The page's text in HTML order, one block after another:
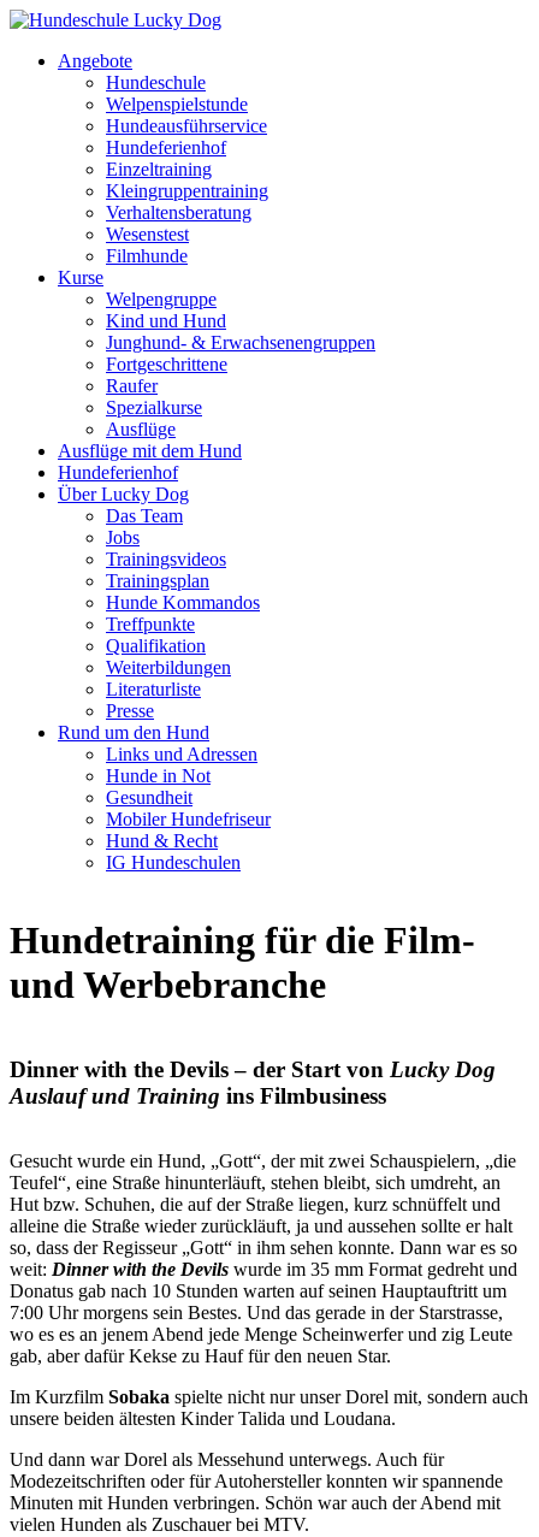
Angebote
Hundeschule
Welpenspielstunde
Hundeausführservice
Hundeferienhof
Einzeltraining
Kleingruppentraining
Verhaltensberatung
Wesenstest
Filmhunde
Kurse
Welpengruppe
Kind und Hund
Junghund- & Erwachsenengruppen
Fortgeschrittene
Raufer
Spezialkurse
Ausflüge
Ausflüge mit dem Hund
Hundeferienhof
Über Lucky Dog
Das Team
Jobs
Trainingsvideos
Trainingsplan
Hunde Kommandos
Treffpunkte
Qualifikation
Weiterbildungen
Literaturliste
Presse
Rund um den Hund
Links und Adressen
Hunde in Not
Gesundheit
Mobiler Hundefriseur
Hund & Recht
IG Hundeschulen
Hundetraining für die Film-
und Werbebranche
Dinner with the Devils – der Start von Lucky Dog
Auslauf und Training ins Filmbusiness
Gesucht wurde ein Hund, „Gott“, der mit zwei Schauspielern, „die
Teufel“, eine Straße hinunterläuft, stehen bleibt, sich umdreht, an
Hut bzw. Schuhen, die auf der Straße liegen, kurz schnüffelt und
alleine die Straße wieder zurückläuft, ja und aussehen sollte er halt
so, dass der Regisseur „Gott“ in ihm sehen konnte. Dann war es so
weit: Dinner with the Devils wurde im 35 mm Format gedreht und
Donatus gab nach 10 Stunden warten auf seinen Hauptauftritt um
7:00 Uhr morgens sein Bestes. Und das gerade in der Starstrasse,
wo es es an jenem Abend jede Menge Scheinwerfer und zig Leute
gab, aber dafür Kekse zu Hauf für den neuen Star.
Im Kurzfilm Sobaka spielte nicht nur unser Dorel mit, sondern auch
unsere beiden ältesten Kinder Talida und Loudana.
Und dann war Dorel als Messehund unterwegs. Auch für
Modezeitschriften oder für Autohersteller konnten wir spannende
Minuten mit Hunden verbringen. Schön war auch der Abend mit
vielen Hunden als Zuschauer bei MTV.